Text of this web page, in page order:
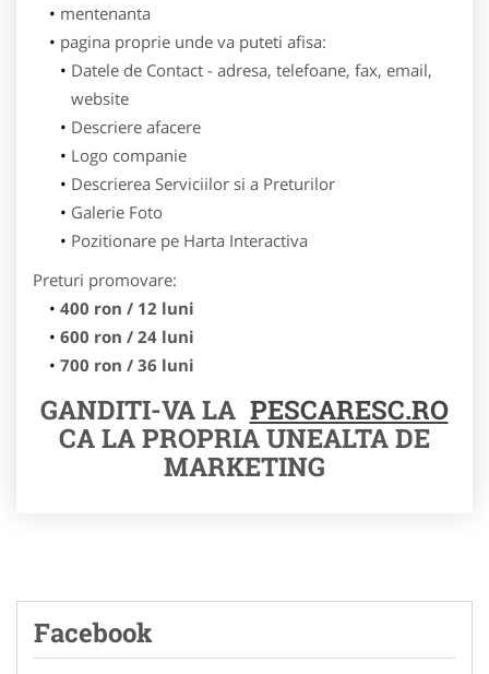
mentenanta
pagina proprie unde va puteti afisa:
Datele de Contact - adresa, telefoane, fax, email,
website
Descriere afacere
Logo companie
Descrierea Serviciilor si a Preturilor
Galerie Foto
Pozitionare pe Harta Interactiva
Preturi promovare:
400 ron / 12 luni
600 ron / 24 luni
700 ron / 36 luni
GANDITI-VA LA PESCARESC.RO
CA LA PROPRIA UNEALTA DE
MARKETING
Facebook